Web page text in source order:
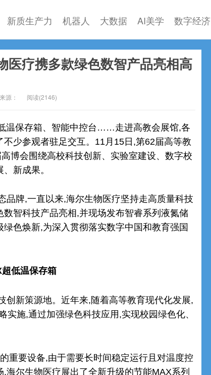
新质生产力 机器人 大数据 AI美学 数字经济
医疗携多款绿色数智产品亮相高
源： 阅读(2146)
温保存箱、智能中控台……走进高教会展馆,各
少参观者驻足交互。11月15日,第62届高等教
博会围绕高校科技创新、实验室建设、数字校
新成果。
品牌,一直以来,海尔生物医疗坚持走高质量科技
智科技产品亮相,并现场发布智睿系列液氮储
色焕新,为深入贯彻落实数字中国和教育强国
低温保存箱
创新策源地。近年来,随着高等教育现代化发展,
实施,通过加强绿色科技应用,实现校园绿色化、
重要设备,由于需要长时间稳定运行且对温度控
尔生物医疗展出了全新升级的节能MAX系列